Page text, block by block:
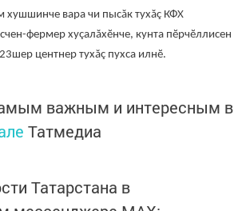
хушшинче вара чи пысăк тухăç КФХ
фермер хуçалăхӗнче, кунта пӗрчӗллисен
центнер тухăç пухса илнӗ.
важным и интересным в
Татмедиа
Татарстана в